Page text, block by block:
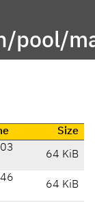
pool/
Size
64 KiB
64 KiB